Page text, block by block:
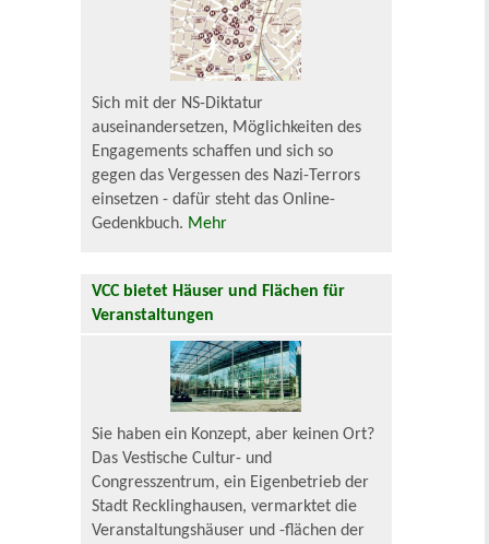
Sich mit der NS-Diktatur
auseinandersetzen, Möglichkeiten des
Engagements schaffen und sich so
gegen das Vergessen des Nazi-Terrors
einsetzen - dafür steht das Online-
Gedenkbuch. Mehr
VCC bietet Häuser und Flächen für
Veranstaltungen
Sie haben ein Konzept, aber keinen Ort?
Das Vestische Cultur- und
Congresszentrum, ein Eigenbetrieb der
Stadt Recklinghausen, vermarktet die
Veranstaltungshäuser und -flächen der